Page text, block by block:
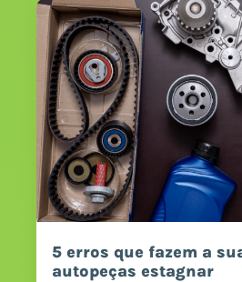
5 erros que fazem a
autopeças estagnar